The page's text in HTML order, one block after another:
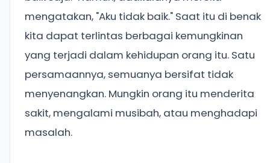
mengatakan, "Aku tidak baik." Saat itu di benak
kita dapat terlintas berbagai kemungkinan
yang terjadi dalam kehidupan orang itu. Satu
persamaannya, semuanya bersifat tidak
menyenangkan. Mungkin orang itu menderita
sakit, mengalami musibah, atau menghadapi
masalah.